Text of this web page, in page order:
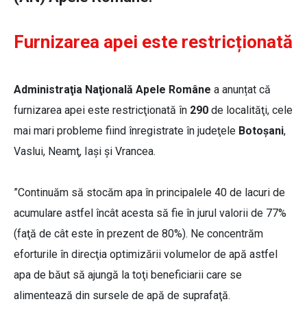
Furnizarea apei este restricționată
Administraţia Naţională Apele Române a anunțat că
furnizarea apei este restricţionată în 290 de localităţi, cele
mai mari probleme fiind înregistrate în judeţele Botoşani,
Vaslui, Neamţ, Iaşi şi Vrancea.
”Continuăm să stocăm apa în principalele 40 de lacuri de
acumulare astfel încât acesta să fie în jurul valorii de 77%
(faţă de cât este în prezent de 80%). Ne concentrăm
eforturile în direcţia optimizării volumelor de apă astfel
apa de băut să ajungă la toţi beneficiarii care se
alimentează din sursele de apă de suprafaţă.